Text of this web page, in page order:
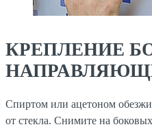
КРЕПЛЕНИЕ
Спиртом или ацетоном
от стекла. Снимите на